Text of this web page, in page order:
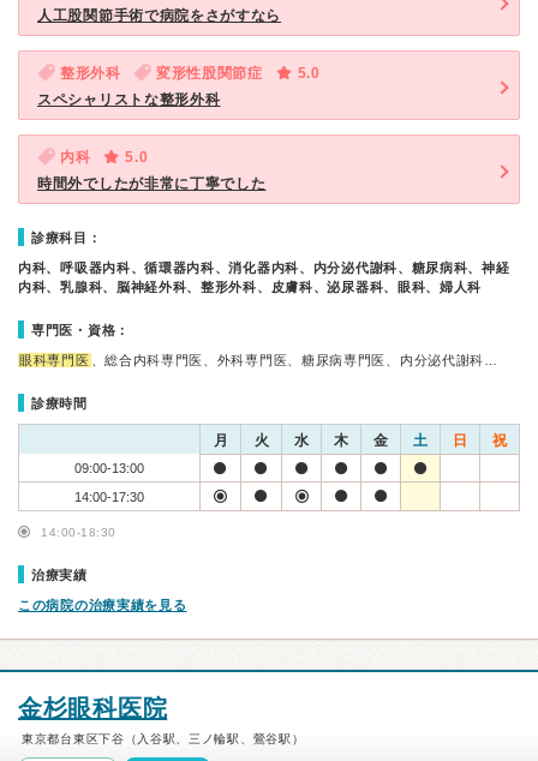
人工股関節手術で病院をさがすなら
整形外科 変形性股関節症
5.0
スペシャリストな整形外科
内科
5.0
時間外でしたが非常に丁寧でした
診療科目：
内科、呼吸器内科、循環器内科、消化器内科、内分泌代謝科、糖尿病科、神経
内科、乳腺科、脳神経外科、整形外科、皮膚科、泌尿器科、眼科、婦人科
専門医・資格：
眼科専門医 、総合内科専門医、外科専門医、糖尿病専門医、内分泌代謝科…
診療時間
月 火 水 木 金 土 日 祝
09:00-13:00
14:00-17:30
14:00-18:30
治療実績
この病院の治療実績を見る
金杉眼科医院
東京都台東区下谷（入谷駅、三ノ輪駅、鶯谷駅）